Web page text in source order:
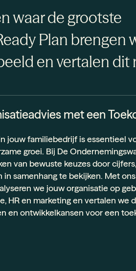
waar de grootste
Plan brengen
en vertalen dit
met een
jouw familiebedrijf is essentieel
groei. Bij De
van bewuste keuzes door
in samenhang te bekijken. Met
we jouw organisatie op
HR en marketing en vertalen we
en ontwikkelkansen voor een